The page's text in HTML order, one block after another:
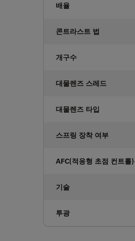
배율
콘트라스트 법
개구수
대물렌즈 스레드
대물렌즈 타입
스프링 장착 여부
AFC(적응형 초점 컨트롤
기술
투광